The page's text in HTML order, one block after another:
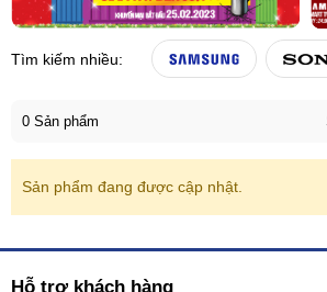
Tìm kiếm nhiều:
0 Sản phẩm
Sản phẩm đang được cập nhật.
Hỗ trợ khách hàng